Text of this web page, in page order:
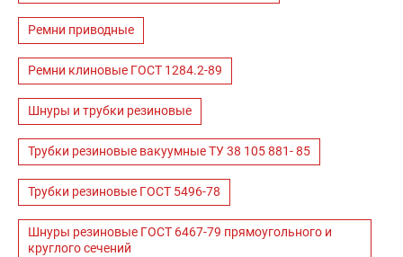
Ремни приводные
Ремни клиновые ГОСТ 1284.2-89
Шнуры и трубки резиновые
Трубки резиновые вакуумные ТУ 38 105 881- 85
Трубки резиновые ГОСТ 5496-78
Шнуры резиновые ГОСТ 6467-79 прямоугольного и
круглого сечений